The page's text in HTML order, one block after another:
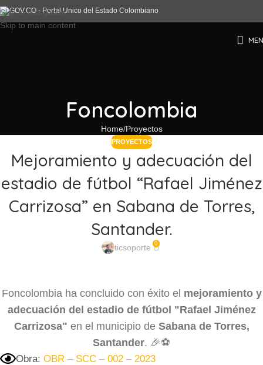
Skip to navigation
Skip to main content
Foncolombia
Home Proyectos
PROYECTOS
Mejoramiento y adecuación del
estadio de fútbol “Rafael Jiménez
Carrizosa” en Sabana de Torres,
Santander.
ticsoporte 0
Foncolombia ha concluido con éxito el mejoramiento y
adecuación del estadio de fútbol "Rafael Jiménez
Carrizosa" en el municipio de Sabana de Torres,
Santander. 🎉⚽
Obra: OBR – SCC – 002 – 2023